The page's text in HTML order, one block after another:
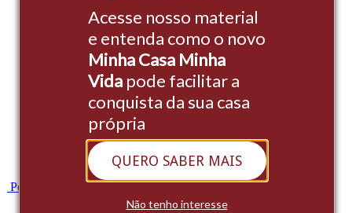
Acesse nosso material
e entenda como o novo
Minha Casa Minha
Vidapode facilitar a
conquista da sua casa
própria
QUERO SABER MAIS
Não tenho interesse
Institucional
Portal do Cliente